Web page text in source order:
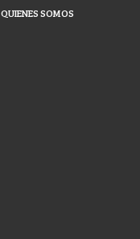
QUIENES SOMOS